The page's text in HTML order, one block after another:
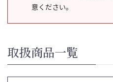
意ください。
取扱商品一覧